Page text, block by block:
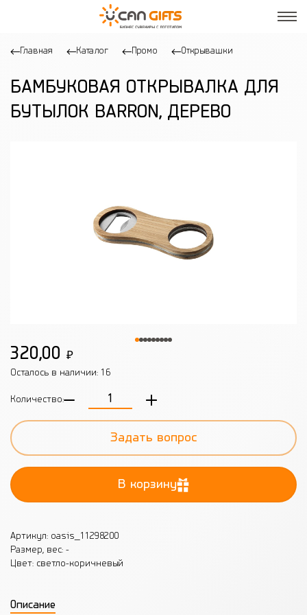
Главная Каталог Промо Открывашки
БАМБУКОВАЯ ОТКРЫВАЛКА ДЛЯ
БУТЫЛОК BARRON, ДЕРЕВО
320,00 ₽
Осталось в наличии: 16
Количество:
Задать вопрос
В корзину
Артикул: oasis_11298200
Размер, вес: -
Цвет: светло-коричневый
Описание